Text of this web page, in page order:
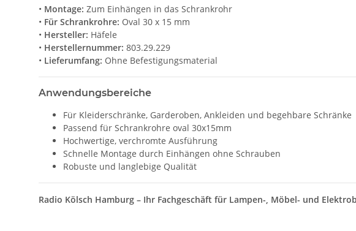
• Montage: Zum Einhängen in das Schrankrohr
• Für Schrankrohre: Oval 30 x 15 mm
• Hersteller: Häfele
• Herstellernummer: 803.29.229
• Lieferumfang: Ohne Befestigungsmaterial
Anwendungsbereiche
Für Kleiderschränke, Garderoben, Ankleiden und begehbare Schränke
Passend für Schrankrohre oval 30x15mm
Hochwertige, verchromte Ausführung
Schnelle Montage durch Einhängen ohne Schrauben
Robuste und langlebige Qualität
Radio Kölsch Hamburg – Ihr Fachgeschäft für Lampen-, Möbel- und